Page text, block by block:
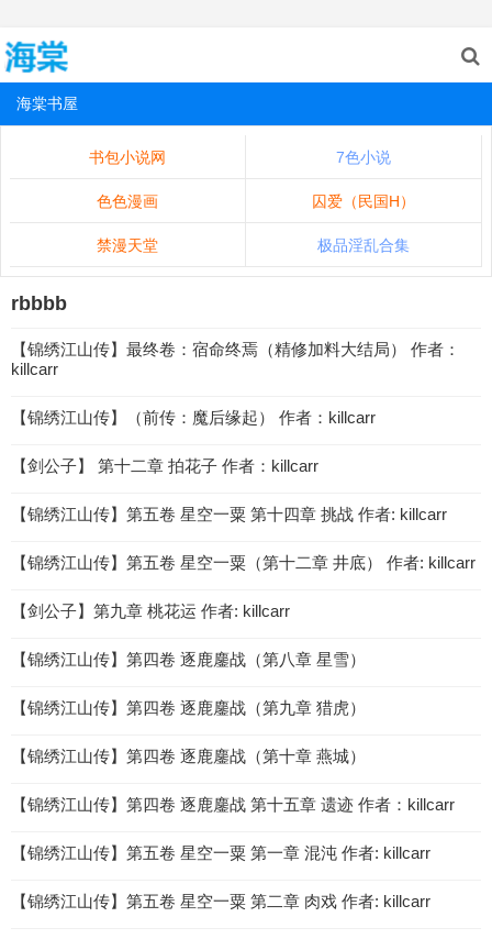
海棠书屋
书包小说网 7色小说
色色漫画 囚爱（民国H）
禁漫天堂 极品淫乱合集
rbbbb
【锦绣江山传】最终卷：宿命终焉（精修加料大结局） 作者：
killcarr
【锦绣江山传】（前传：魔后缘起） 作者：killcarr
【剑公子】 第十二章 拍花子 作者：killcarr
【锦绣江山传】第五卷 星空一粟 第十四章 挑战 作者: killcarr
【锦绣江山传】第五卷 星空一粟（第十二章 井底） 作者: killcarr
【剑公子】第九章 桃花运 作者: killcarr
【锦绣江山传】第四卷 逐鹿鏖战（第八章 星雪）
【锦绣江山传】第四卷 逐鹿鏖战（第九章 猎虎）
【锦绣江山传】第四卷 逐鹿鏖战（第十章 燕城）
【锦绣江山传】第四卷 逐鹿鏖战 第十五章 遗迹 作者：killcarr
【锦绣江山传】第五卷 星空一粟 第一章 混沌 作者: killcarr
【锦绣江山传】第五卷 星空一粟 第二章 肉戏 作者: killcarr